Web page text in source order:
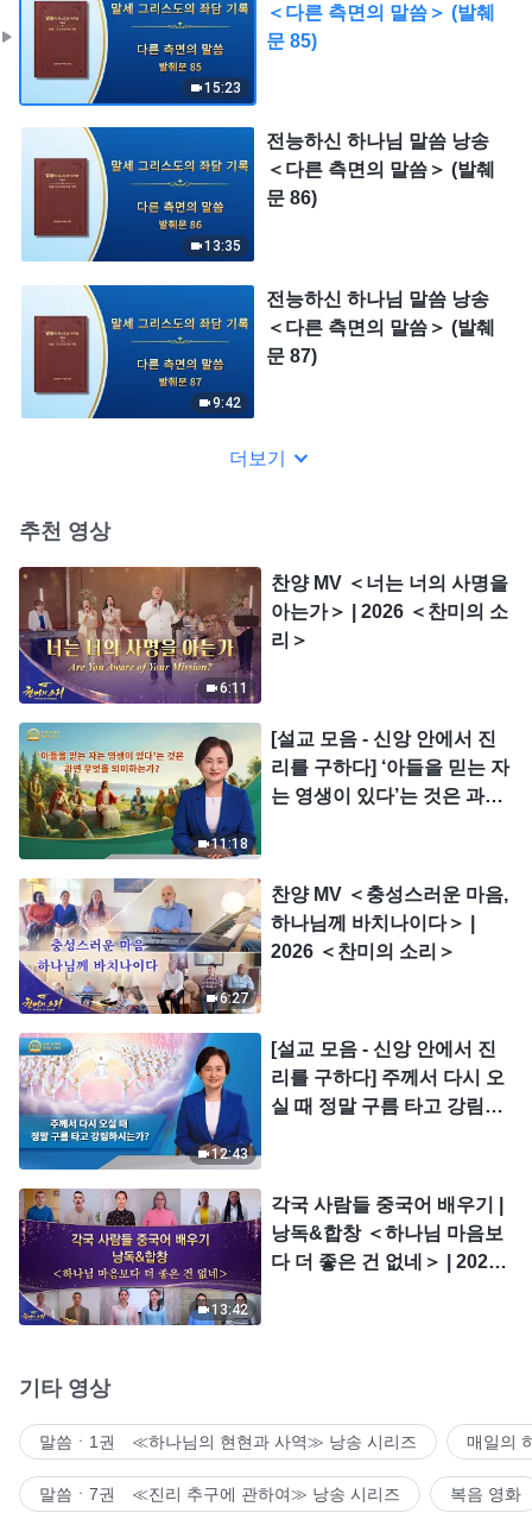
15:23
＜다른 측면의 말씀＞ (발췌
문 85)
13:35
전능하신 하나님 말씀 낭송
＜다른 측면의 말씀＞ (발췌
문 86)
9:42
전능하신 하나님 말씀 낭송
＜다른 측면의 말씀＞ (발췌
문 87)
더보기
추천 영상
6:11
찬양 MV ＜너는 너의 사명을
아는가＞ | 2026 ＜찬미의 소
리＞
11:18
[설교 모음 - 신앙 안에서 진
리를 구하다] ‘아들을 믿는 자
는 영생이 있다’는 것은 과연
6:27
찬양 MV ＜충성스러운 마음,
하나님께 바치나이다＞ |
2026 ＜찬미의 소리＞
12:43
[설교 모음 - 신앙 안에서 진
리를 구하다] 주께서 다시 오
실 때 정말 구름 타고 강림하
13:42
각국 사람들 중국어 배우기 |
낭독&합창 ＜하나님 마음보
다 더 좋은 건 없네＞ | 2026
기타 영상
말씀ㆍ1권 ≪하나님의 현현과 사역≫ 낭송 시리즈 매일의
말씀ㆍ7권 ≪진리 추구에 관하여≫ 낭송 시리즈 복음 영화